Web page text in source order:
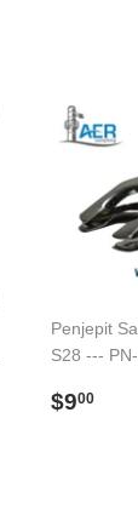
Penjepit
S28 ---
$900